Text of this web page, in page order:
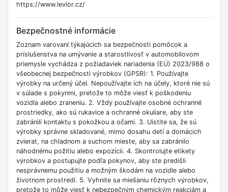
https://www.levior.cz/
Bezpečnostné informácie
Zoznam varovaní týkajúcich sa bezpečnosti pomôcok a
príslušenstva na umývanie a starostlivosť v automobilovom
priemysle vychádza z požiadaviek nariadenia (EÚ) 2023/988 o
všeobecnej bezpečnosti výrobkov (GPSR): 1. Používajte
výrobky na určený účel. Nepoužívajte ich na účely, ktoré nie sú
v súlade s pokynmi, pretože to môže viesť k poškodeniu
vozidla alebo zraneniu. 2. Vždy používajte osobné ochranné
prostriedky, ako sú rukavice a ochranné okuliare, aby ste
zabránili kontaktu s pokožkou a očami. 3. Uistite sa, že sú
výrobky správne skladované, mimo dosahu detí a domácich
zvierat, na chladnom a suchom mieste, aby sa zabránilo
náhodnému požitiu alebo expozícii. 4. Skontrolujte etikety
výrobkov a postupujte podľa pokynov, aby ste predišli
nesprávnemu použitiu a možným škodám na vozidle alebo
životnom prostredí. 5. Vyhnite sa miešaniu rôznych výrobkov,
pretože to môže viesť k nebezpečným chemickým reakciám a